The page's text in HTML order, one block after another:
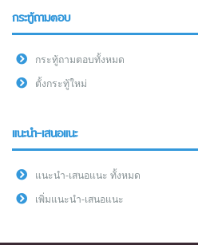
กระทู้ถามตอบ
กระทู้ถามตอบทั้งหมด
ตั้งกระทู้ใหม่
แนะนำ-เสนอแนะ
แนะนำ-เสนอแนะ ทั้งหมด
เพิ่มแนะนำ-เสนอแนะ